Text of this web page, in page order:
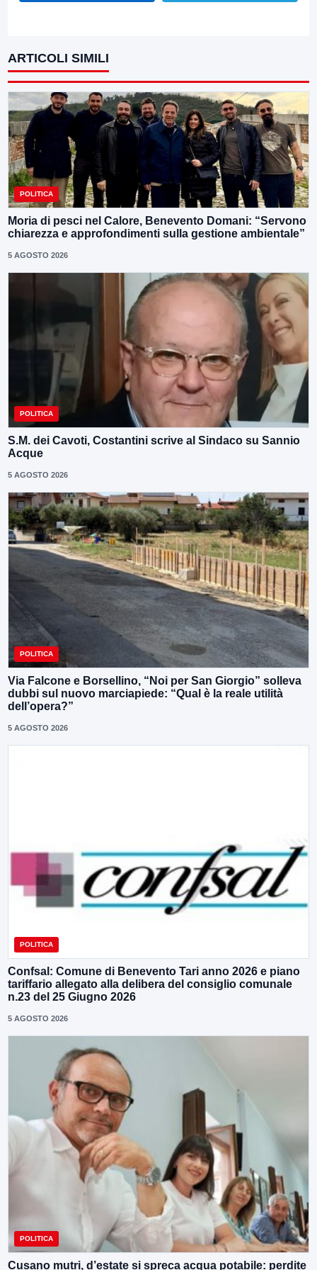
ARTICOLI SIMILI
POLITICA
Moria di pesci nel Calore, Benevento Domani: “Servono
chiarezza e approfondimenti sulla gestione ambientale”
5 AGOSTO 2026
POLITICA
S.M. dei Cavoti, Costantini scrive al Sindaco su Sannio
Acque
5 AGOSTO 2026
POLITICA
Via Falcone e Borsellino, “Noi per San Giorgio” solleva
dubbi sul nuovo marciapiede: “Qual è la reale utilità
dell’opera?”
5 AGOSTO 2026
POLITICA
Confsal: Comune di Benevento Tari anno 2026 e piano
tariffario allegato alla delibera del consiglio comunale
n.23 del 25 Giugno 2026
5 AGOSTO 2026
POLITICA
Cusano mutri, d’estate si spreca acqua potabile: perdite